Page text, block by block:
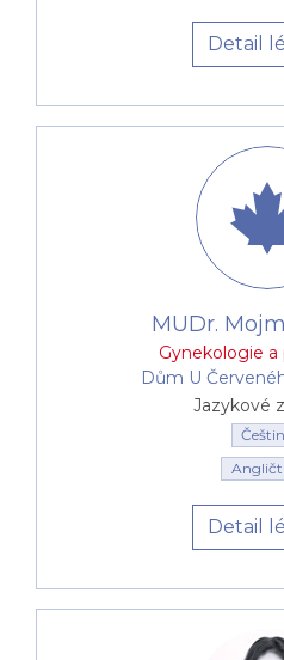
Detail
MUDr.
Gynekologie
Dům U
Jazykové
Detail